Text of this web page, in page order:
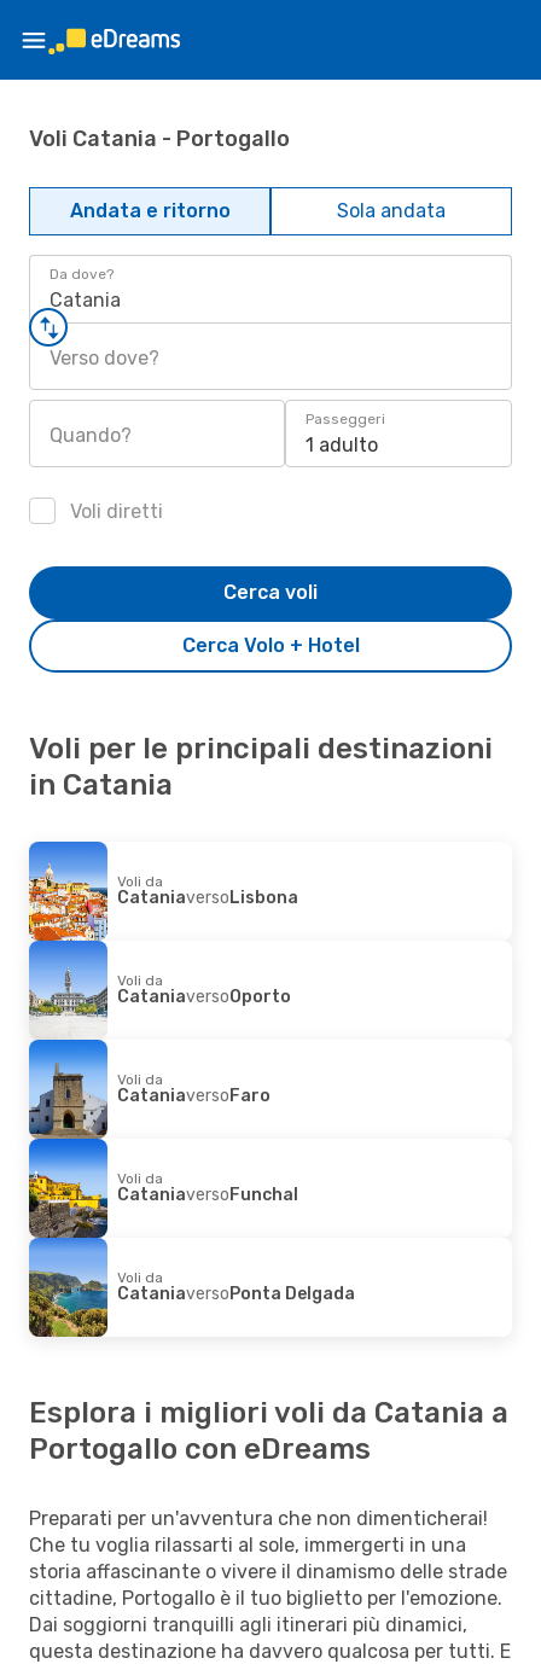
Voli Catania - Portogallo
Andata e ritorno Sola andata
Da dove?
Catania
Verso dove?
Quando?
Passeggeri
1 adulto
Voli diretti
Cerca Volo + Hotel
Cerca voli
Voli per le principali destinazioni
in Catania
Voli da
CataniaversoLisbona
Voli da
CataniaversoOporto
Voli da
CataniaversoFaro
Voli da
CataniaversoFunchal
Voli da
CataniaversoPonta Delgada
Esplora i migliori voli da Catania a
Portogallo con eDreams
Preparati per un'avventura che non dimenticherai!
Che tu voglia rilassarti al sole, immergerti in una
storia affascinante o vivere il dinamismo delle strade
cittadine, Portogallo è il tuo biglietto per l'emozione.
Dai soggiorni tranquilli agli itinerari più dinamici,
questa destinazione ha davvero qualcosa per tutti. E